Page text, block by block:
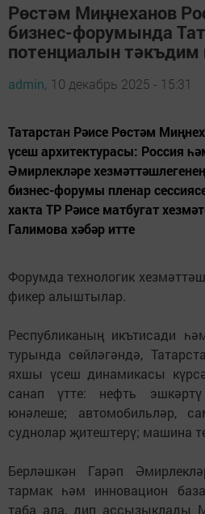
Рөстәм Миңнеханов
бизнес-форумында
потенциалын тәкъдим
admin, 10 декабрь 2025 - 15:31
Татарстан Рәисе Рөстәм
үсеш архитектурасы: Россия
Әмирлекләре
бизнес-форумы пленар
хакта ТР Рәисе матбугат
Галимова хәбәр итте
Форумда технологик
фикер алыштылар.
Республиканың икътисади
турында сөйләгәндә,
яхшы үсеш динамикасы
санап үтте: нефть
юнәлеше; автомобильләр,
суднолар җитештерү; машина
Берләшкән Гарәп
тармак һәм инновацион
таба ала, дип ассызыклады